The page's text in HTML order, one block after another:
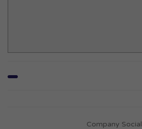
Company Social